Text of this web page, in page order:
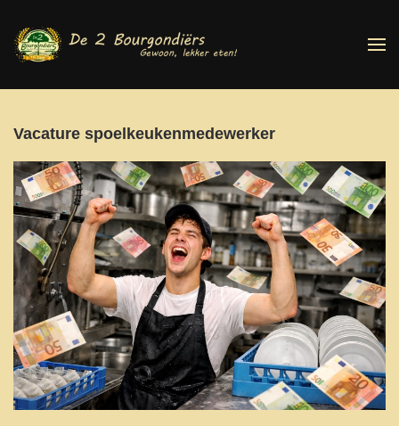
Terug naar hoofdinhoud
Vacature spoelkeukenmedewerker